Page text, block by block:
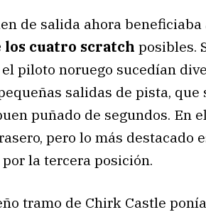
de salida ahora beneficiaba
los cuatro scratch posibles.
piloto noruego sucedían
salidas de pista, que
puñado de segundos. En
pero lo más destacado
por la tercera posición.
tramo de Chirk Castle